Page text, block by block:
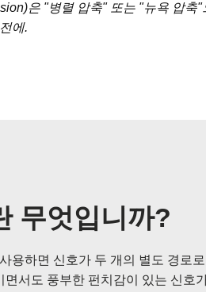
은 "병렬 압축" 또는 "뉴욕 압
전에.
무엇입니까?
용하면 신호가 두 개의 별도 경로
서도 풍부한 펀치감이 있는 신호